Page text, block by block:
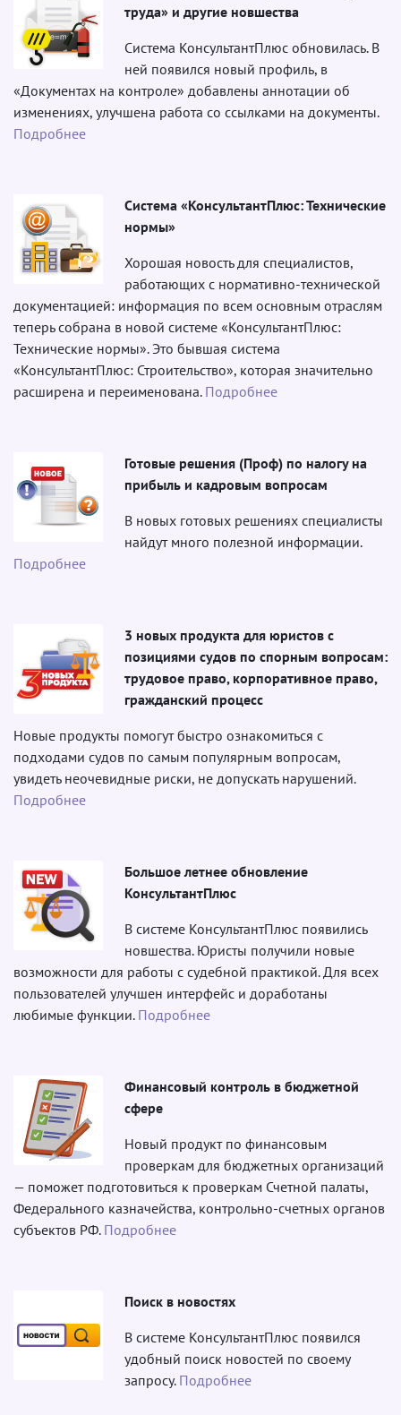
труда» и другие новшества
Система КонсультантПлюс обновилась. В
ней появился новый профиль, в
«Документах на контроле» добавлены аннотации об
изменениях, улучшена работа со ссылками на документы.
Подробнее
Система «КонсультантПлюс: Технические
нормы»
Хорошая новость для специалистов,
работающих с нормативно-технической
документацией: информация по всем основным отраслям
теперь собрана в новой системе «КонсультантПлюс:
Технические нормы». Это бывшая система
«КонсультантПлюс: Строительство», которая значительно
расширена и переименована. Подробнее
Готовые решения (Проф) по налогу на
прибыль и кадровым вопросам
В новых готовых решениях специалисты
найдут много полезной информации.
Подробнее
3 новых продукта для юристов с
позициями судов по спорным вопросам:
трудовое право, корпоративное право,
гражданский процесс
Новые продукты помогут быстро ознакомиться с
подходами судов по самым популярным вопросам,
увидеть неочевидные риски, не допускать нарушений.
Подробнее
Большое летнее обновление
КонсультантПлюс
В системе КонсультантПлюс появились
новшества. Юристы получили новые
возможности для работы с судебной практикой. Для всех
пользователей улучшен интерфейс и доработаны
любимые функции. Подробнее
Финансовый контроль в бюджетной
сфере
Новый продукт по финансовым
проверкам для бюджетных организаций
— поможет подготовиться к проверкам Счетной палаты,
Федерального казначейства, контрольно-счетных органов
субъектов РФ. Подробнее
Поиск в новостях
В системе КонсультантПлюс появился
удобный поиск новостей по своему
запросу. Подробнее